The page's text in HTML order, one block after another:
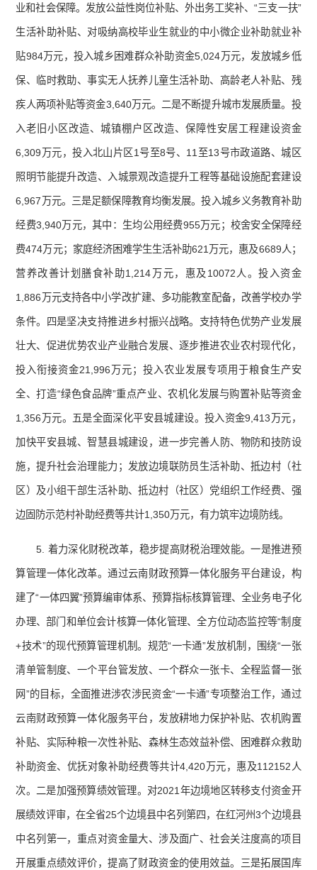
业和社会保障。发放公益性岗位补贴、外出务工奖补、“三支一扶”
生活补助补贴、对吸纳高校毕业生就业的中小微企业补助就业补
贴984万元，投入城乡困难群众补助资金5,024万元，发放城乡低
保、临时救助、事实无人抚养儿童生活补助、高龄老人补贴、残
疾人两项补贴等资金3,640万元。二是不断提升城市发展质量。投
入老旧小区改造、城镇棚户区改造、保障性安居工程建设资金
6,309万元，投入北山片区1号至8号、11至13号市政道路、城区
照明节能提升改造、入城景观改造提升工程等基础设施配套建设
6,967万元。三是足额保障教育均衡发展。投入城乡义务教育补助
经费3,940万元，其中：生均公用经费955万元；校舍安全保障经
费474万元；家庭经济困难学生生活补助621万元，惠及6689人；
营养改善计划膳食补助1,214万元，惠及10072人。投入资金
1,886万元支持各中小学改扩建、多功能教室配备，改善学校办学
条件。四是坚决支持推进乡村振兴战略。支持特色优势产业发展
壮大、促进优势农业产业融合发展、逐步推进农业农村现代化，
投入衔接资金21,996万元；投入农业发展专项用于粮食生产安
全、打造“绿色食品牌”重点产业、农机化发展与购置补贴等资金
1,356万元。五是全面深化平安县城建设。投入资金9,413万元，
加快平安县城、智慧县城建设，进一步完善人防、物防和技防设
施，提升社会治理能力；发放边境联防员生活补助、抵边村（社
区）及小组干部生活补助、抵边村（社区）党组织工作经费、强
边固防示范村补助经费等共计1,350万元，有力筑牢边境防线。
5. 着力深化财税改革，稳步提高财税治理效能。一是推进预
算管理一体化改革。通过云南财政预算一体化服务平台建设，构
建了“一体四翼”预算编审体系、预算指标核算管理、全业务电子化
办理、部门和单位会计核算一体化管理、全方位动态监控等“制度
+技术”的现代预算管理机制。规范“一卡通”发放机制，围绕“一张
清单管制度、一个平台管发放、一个群众一张卡、全程监督一张
网”的目标，全面推进涉农涉民资金“一卡通”专项整治工作，通过
云南财政预算一体化服务平台，发放耕地力保护补贴、农机购置
补贴、实际种粮一次性补贴、森林生态效益补偿、困难群众救助
补助资金、优抚对象补助经费等共计4,420万元，惠及112152人
次。二是加强预算绩效管理。对2021年边境地区转移支付资金开
展绩效评审，在全省25个边境县中名列第四，在红河州3个边境县
中名列第一，重点对资金量大、涉及面广、社会关注度高的项目
开展重点绩效评价，提高了财政资金的使用效益。三是拓展国库